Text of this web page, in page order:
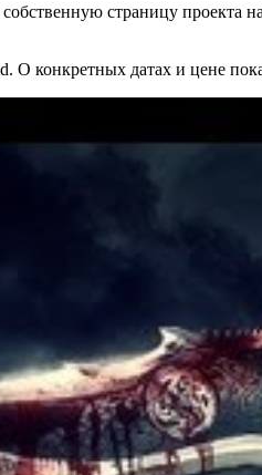
страницу проекта
конкретных датах и цене